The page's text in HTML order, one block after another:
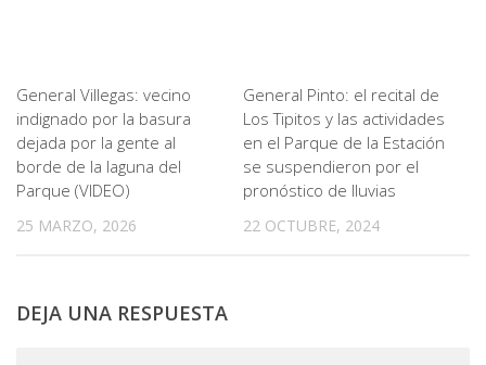
General Villegas: vecino
indignado por la basura
dejada por la gente al
borde de la laguna del
Parque (VIDEO)
25 MARZO, 2026
General Pinto: el recital de
Los Tipitos y las actividades
en el Parque de la Estación
se suspendieron por el
pronóstico de lluvias
22 OCTUBRE, 2024
DEJA UNA RESPUESTA